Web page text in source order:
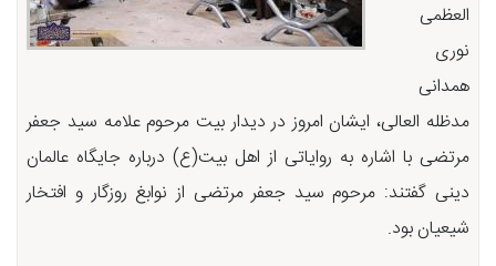
العظمی
نوری
همدانی
مدظله العالی، ایشان امروز در دیدار بیت مرحوم علامه سید جعفر
مرتضی با اشاره به روایاتی از اهل بیت(ع) درباره جایگاه عالمان
دینی گفتند: مرحوم سید جعفر مرتضی از نوابغ روزگار و افتخار
شیعیان بود.